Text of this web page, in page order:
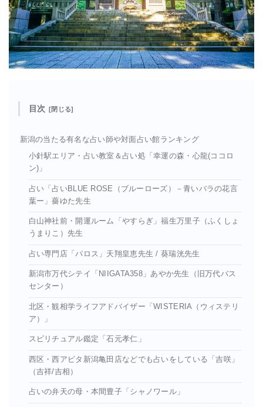
目次
新潟の当たる有名な占い師や対面占い館ランキング
小針駅エリア・占い教室＆占い処「幸運の森・心龍(ココロ
ン)」
占い「占いBLUE ROSE（ブルーローズ）－青いバラの花言
葉ー」薔ゆた先生
白山神社前・開運ルーム「やすらぎ」福生万里子（ふくしょ
うまりこ）先生
占い専門店「パロス」天翔皇恵先生 / 葵瑞洸先生
新潟市万代シテイ「NIIGATA358」あやか先生（旧万代バス
センター）
北区・観相学ライフアドバイザー「WISTERIA（ウィステリ
ア）」
スピリチュアル鑑定「石元孝仁」
西区・西アピタ新潟亀田店などでも占いをしている「吉咲」
（吉祥/吉相）
占いの弁天の母・本間豊子「シャノワール」